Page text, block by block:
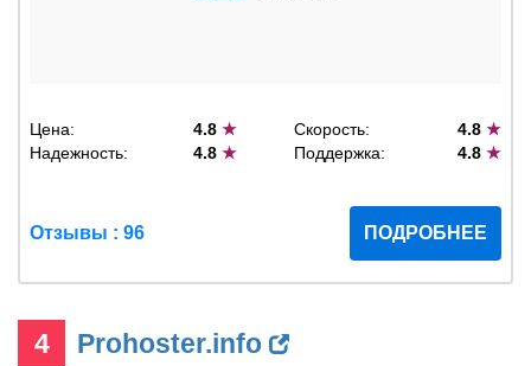
Цена: 4.8★ Скорость: 4.8 ★
Надежность:
4.8★ Поддержка: 4.8 ★
Отзывы : 96 ПОДРОБНЕЕ
4 Prohoster.info